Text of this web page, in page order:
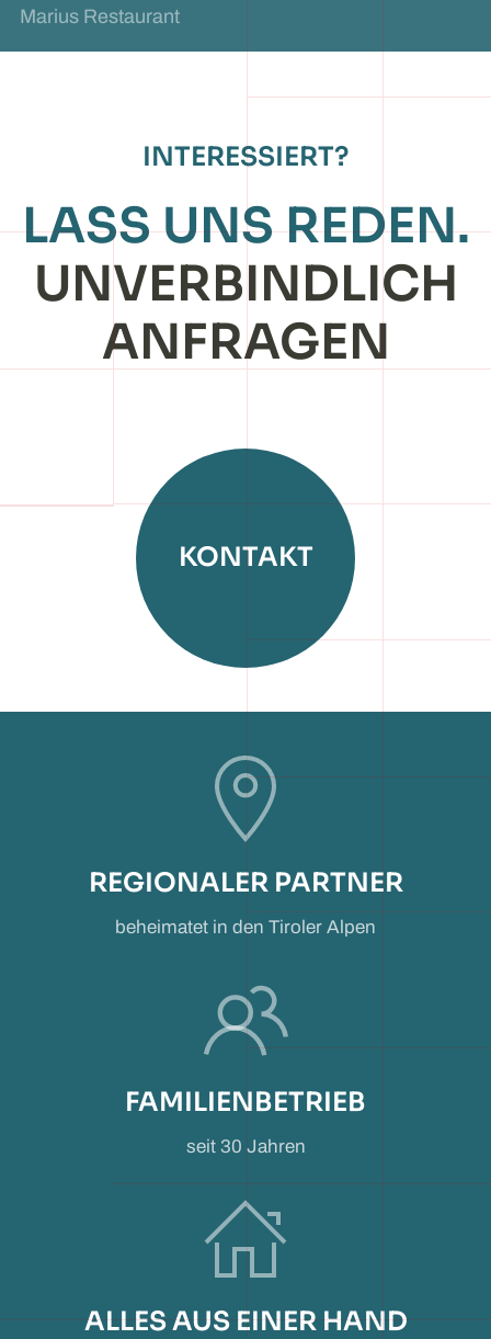
Marius Restaurant
INTERESSIERT?
LASS UNS REDEN.
UNVER­BIND­LICH
ANFRAGEN
KONTAKT
REGIONALER PARTNER
beheimatet in den Tiroler Alpen
FAMILIENBETRIEB
seit 30 Jahren
ALLES AUS EINER HAND